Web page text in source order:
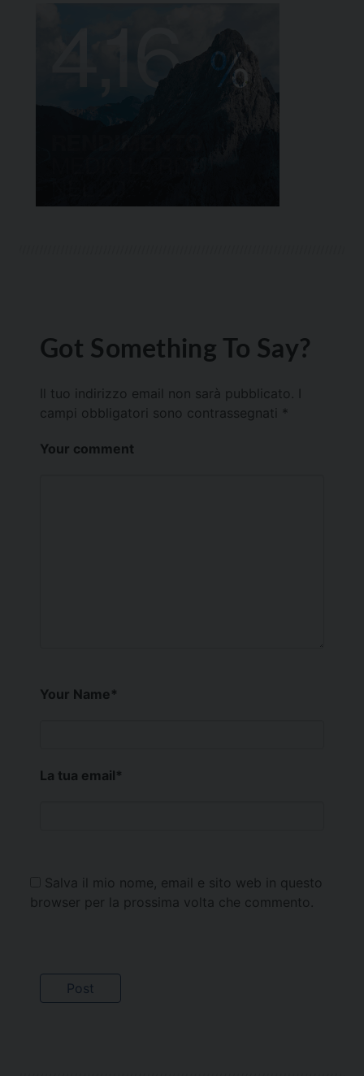
Got Something To Say?
Il tuo indirizzo email non sarà pubblicato.
campi obbligatori sono contrassegnati *
Your comment
Your Name*
La tua email*
Salva il mio nome, email e sito web in questo
browser per la prossima volta che commento.